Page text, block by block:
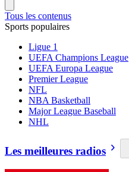
Tous les contenus
Sports populaires
Ligue 1
UEFA Champions League
UEFA Europa League
Premier League
NFL
NBA Basketball
Major League Baseball
NHL
Les meilleures radios